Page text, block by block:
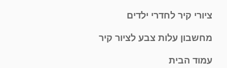
ציורי קיר לחדרי ילדים
מחשבון עלות צבע לציור קיר
עמוד הבית